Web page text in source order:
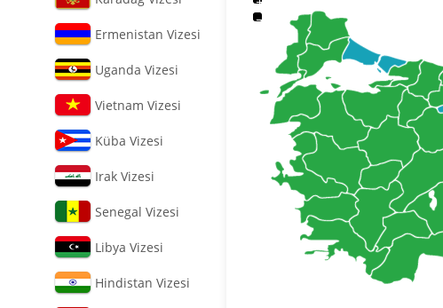
Ermenistan Vizesi
Uganda Vizesi
Vietnam Vizesi
Küba Vizesi
Irak Vizesi
Senegal Vizesi
Libya Vizesi
Hindistan Vizesi
−